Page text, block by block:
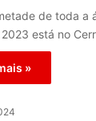
de toda a
2023 está no
»